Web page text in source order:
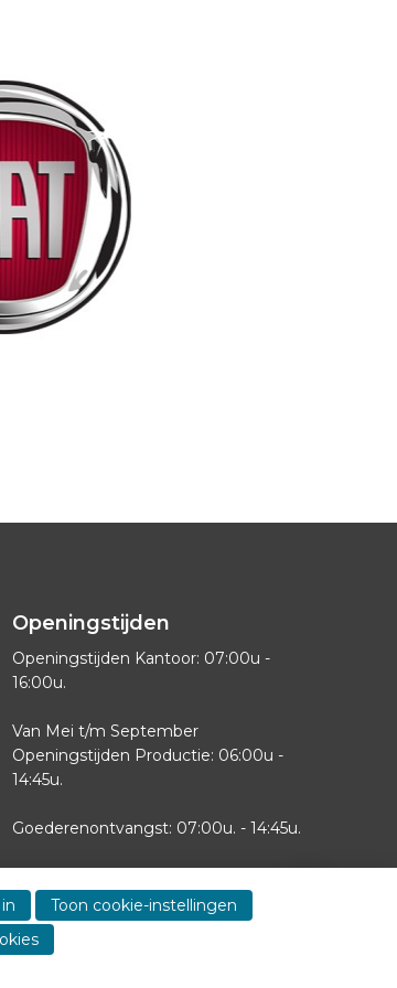
Openingstijden
Openingstijden Kantoor: 07:00u -
16:00u.
Van Mei t/m September
Openingstijden Productie: 06:00u -
14:45u.
Goederenontvangst: 07:00u. - 14:45u.
Toon cookie-instellingen